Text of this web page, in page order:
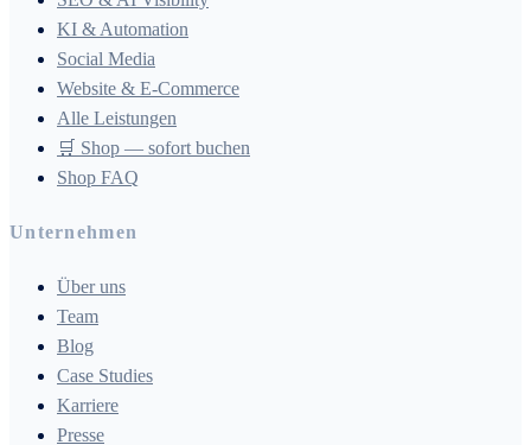
KI & Automation
Social Media
Website & E-Commerce
Alle Leistungen
🛒 Shop — sofort buchen
Shop FAQ
Unternehmen
Über uns
Team
Blog
Case Studies
Karriere
Presse